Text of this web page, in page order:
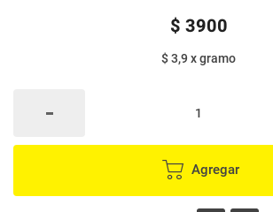
$ 3900
$ 3,9 xgramo
Agregar